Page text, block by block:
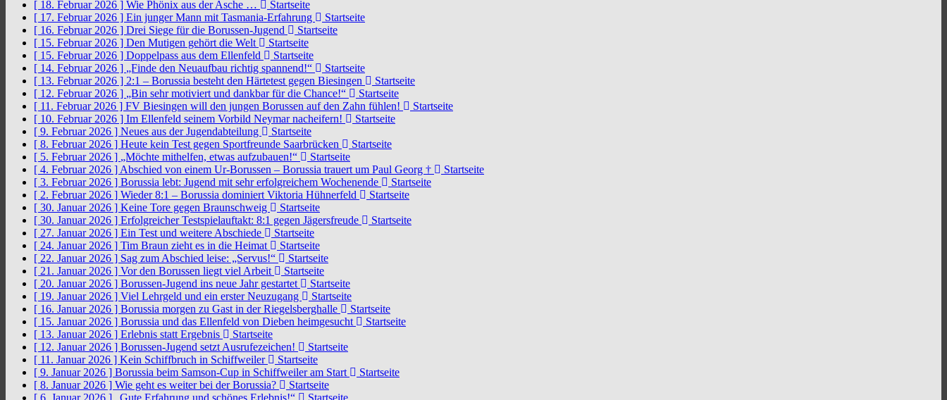
[ 18. Februar 2026 ] Wie Phönix aus der Asche …
Startseite
[ 17. Februar 2026 ] Ein junger Mann mit Tasmania-Erfahrung
Startseite
[ 16. Februar 2026 ] Drei Siege für die Borussen-Jugend
Startseite
[ 15. Februar 2026 ] Den Mutigen gehört die Welt
Startseite
[ 15. Februar 2026 ] Doppelpass aus dem Ellenfeld
Startseite
[ 14. Februar 2026 ] „Finde den Neuaufbau richtig spannend!“
Startseite
[ 13. Februar 2026 ] 2:1 – Borussia besteht den Härtetest gegen Biesingen
Startseite
[ 12. Februar 2026 ] „Bin sehr motiviert und dankbar für die Chance!“
Startseite
[ 11. Februar 2026 ] FV Biesingen will den jungen Borussen auf den Zahn fühlen!
Startseite
[ 10. Februar 2026 ] Im Ellenfeld seinem Vorbild Neymar nacheifern!
Startseite
[ 9. Februar 2026 ] Neues aus der Jugendabteilung
Startseite
[ 8. Februar 2026 ] Heute kein Test gegen Sportfreunde Saarbrücken
Startseite
[ 5. Februar 2026 ] „Möchte mithelfen, etwas aufzubauen!“
Startseite
[ 4. Februar 2026 ] Abschied von einem Ur-Borussen – Borussia trauert um Paul Georg †
Startseite
[ 3. Februar 2026 ] Borussia lebt: Jugend mit sehr erfolgreichem Wochenende
Startseite
[ 2. Februar 2026 ] Wieder 8:1 – Borussia dominiert Viktoria Hühnerfeld
Startseite
[ 30. Januar 2026 ] Keine Tore gegen Braunschweig
Startseite
[ 30. Januar 2026 ] Erfolgreicher Testspielauftakt: 8:1 gegen Jägersfreude
Startseite
[ 27. Januar 2026 ] Ein Test und weitere Abschiede
Startseite
[ 24. Januar 2026 ] Tim Braun zieht es in die Heimat
Startseite
[ 22. Januar 2026 ] Sag zum Abschied leise: „Servus!“
Startseite
[ 21. Januar 2026 ] Vor den Borussen liegt viel Arbeit
Startseite
[ 20. Januar 2026 ] Borussen-Jugend ins neue Jahr gestartet
Startseite
[ 19. Januar 2026 ] Viel Lehrgeld und ein erster Neuzugang
Startseite
[ 16. Januar 2026 ] Borussia morgen zu Gast in der Riegelsberghalle
Startseite
[ 15. Januar 2026 ] Borussia und das Ellenfeld von Dieben heimgesucht
Startseite
[ 13. Januar 2026 ] Erlebnis statt Ergebnis
Startseite
[ 12. Januar 2026 ] Borussen-Jugend setzt Ausrufezeichen!
Startseite
[ 11. Januar 2026 ] Kein Schiffbruch in Schiffweiler
Startseite
[ 9. Januar 2026 ] Borussia beim Samson-Cup in Schiffweiler am Start
Startseite
[ 8. Januar 2026 ] Wie geht es weiter bei der Borussia?
Startseite
[ 6. Januar 2026 ]
„Gute Erfahrung und schönes Erlebnis!“ Startseite